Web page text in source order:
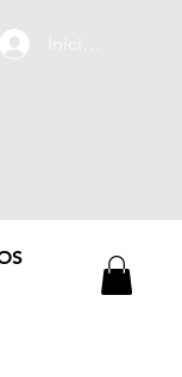
Iniciar sesión